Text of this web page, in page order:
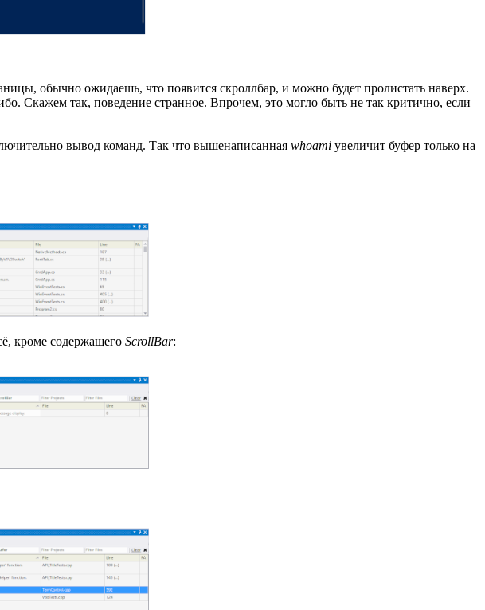
обычно ожидаешь, что появится скроллбар, и можно будет пролистать наверх.
Скажем так, поведение странное. Впрочем, это могло быть не так критично, если
вывод команд. Так что вышенаписанная whoami увеличит буфер только на
кроме содержащего ScrollBar: